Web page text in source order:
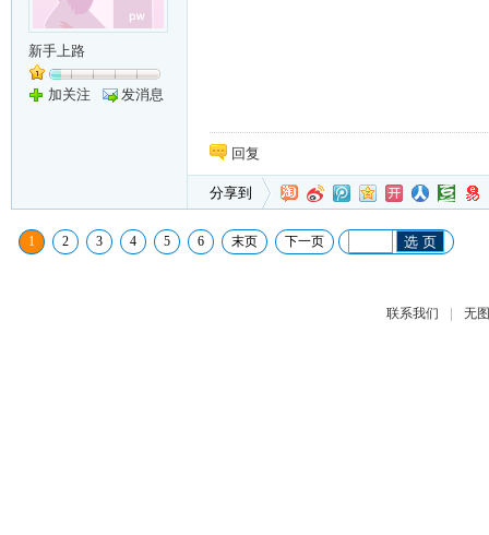
新手上路
加关注 发消息
回复
分享到
1 2 3 4 5 6 末页 下一页 选 页
联系我们 | 无